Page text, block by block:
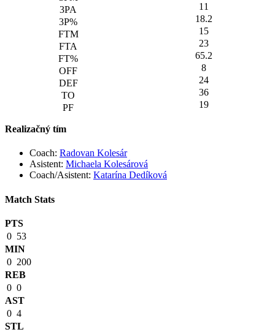
11
18.2
15
23
65.2
8
24
36
19
Realizačný tím
Coach: Radovan Kolesár
Asistent: Michaela Kolesárová
Coach/Asistent: Katarína Dedíková
Match Stats
PTS
0 53
MIN
0 200
REB
0 0
AST
0 4
STL